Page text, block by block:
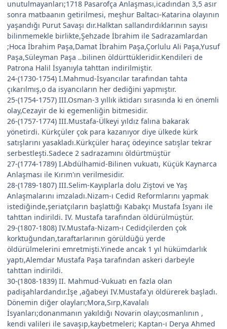
unutulmayanları;1718 Pasarofça Anlaşması,icadından 3,5 asır
sonra matbaanın getirilmesi, meşhur Baltacı-Katarina olayının
yaşandığı Purut Savaşı dır.Halktan sallandırdıklarının sayısı
bilinmemekle birlikte,Şehzade İbrahim ile Sadrazamlardan
;Hoca İbrahim Paşa,Damat İbrahim Paşa,Çorlulu Ali Paşa,Yusuf
Paşa,Süleyman Paşa ..bilinen öldürttükleridir.Kendileri de
Patrona Halil İsyanıyla tahttan indirilmiştir.
24-(1730-1754) I.Mahmud-İsyancılar tarafından tahta
çıkarılmış,o da isyancıların her dediğini yapmıştır.
25-(1754-1757) III.Osman-3 yıllık iktidarı sırasında ki en önemli
olay,Cezayir de ki egemenliğin bitmesidir.
26-(1757-1774) III.Mustafa-Ülkeyi yıldız falına bakarak
yönetirdi. Kürkçüler çok para kazanıyor diye ülkede kürk
satışlarını yasakladı.Kürkçüler haraç ödeyince satışlar tekrar
serbestleşti.Sadece 2 sadrazamını öldürtmüştür
27-(1774-1789) I.Abdülhamid-Bilinen vukuatı, Küçük Kaynarca
Anlaşması ile Kırım'ın verilmesidir.
28-(1789-1807) III.Selim-Kayıplarla dolu Ziştovi ve Yaş
Anlaşmalarını imzaladı.Nizam-ı Cedid Reformlarını yapmak
istediğinde,şeriatçıların başlattığı Kabakçı Mustafa İsyanı ile
tahttan indirildi. IV. Mustafa tarafından öldürülmüştür.
29-(1807-1808) IV.Mustafa-Nizam-ı Cedidçilerden çok
korktuğundan,taraftarlarının görüldüğü yerde
öldürülmelerini emretmişti.Yinede ancak 1 yıl hükümdarlık
yaptı,Alemdar Mustafa Paşa tarafından askeri darbeyle
tahttan indirildi.
30-(1808-1839) II. Mahmud-Vukuatı en fazla olan
padişahlardandır.İşe ,ağabeyi IV.Mustafa'yı öldürerek başladı.
Dönemin diğer olayları;Mora,Sırp,Kavalalı
İsyanları;donanmanın yakıldığı Novarin olayı;osmanlının ,
kendi valileri ile savaşıp,kaybetmeleri; Kaptan-ı Derya Ahmed